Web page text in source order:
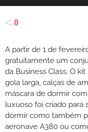
0
A partir de 1 de
gratuitamente um
da Business Class. O
gola larga, calças de
máscara de dormir
luxuoso foi criado para
dormir como também
aeronave A380 ou